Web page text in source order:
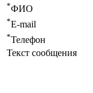
*ФИО
*E-mail
*Телефон
Текст сообщения